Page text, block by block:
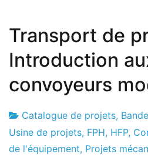
Transport de
Introduction
convoyeurs
Usine
de
2
de
Catalogue de projets,
Usine de projets, FPH, HFP,
de l'équipement, Projets